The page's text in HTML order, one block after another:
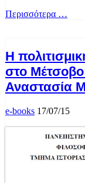
Περισσότερα …
Η
στο
Αναστασία
e-books 17/07/15